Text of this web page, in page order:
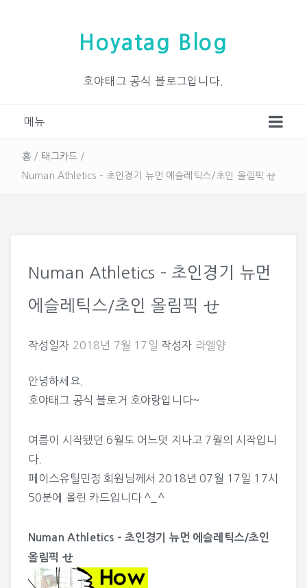
Hoyatag Blog
호야태그 공식 블로그입니다.
메뉴
홈 / 태그카드 /
Numan Athletics – 초인경기 뉴먼 에슬레틱스/초인 올림픽 せ
Numan Athletics – 초인경기 뉴먼
에슬레틱스/초인 올림픽 せ
작성일자 2018년 7월 17일 작성자 라엘양
안녕하세요.
호야태그 공식 블로거 호야랑입니다~
여름이 시작됐던 6월도 어느덧 지나고 7월의 시작입니
다.
페이스유틸민정 회원님께서 2018년 07월 17일 17시
50분에 올린 카드입니다 ^_^
Numan Athletics – 초인경기 뉴먼 에슬레틱스/초인
올림픽 せ